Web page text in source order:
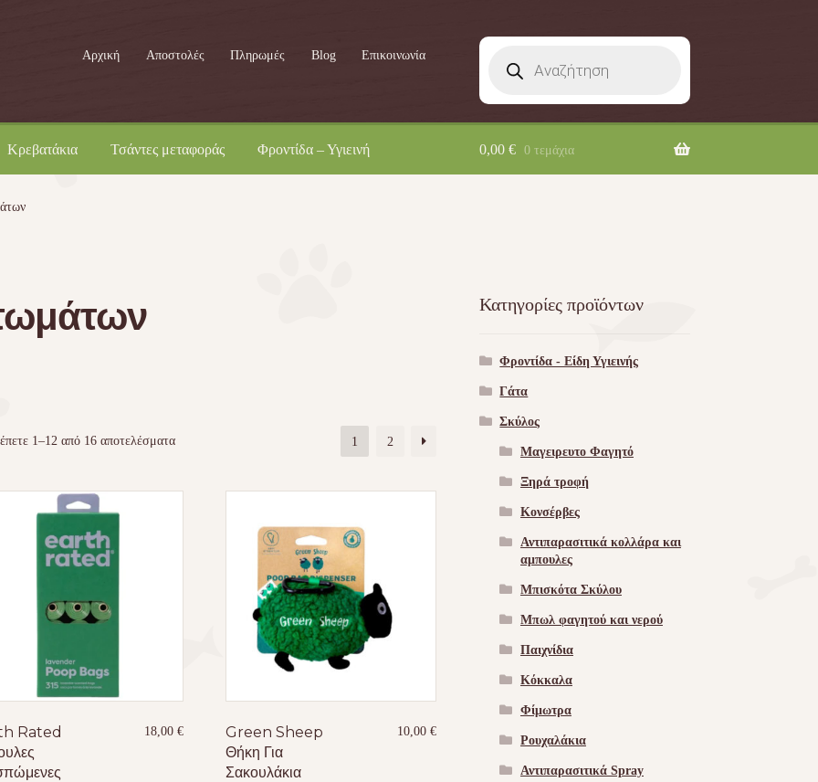
Αρχική Αποστολές Πληρωμές Blog Επικοινωνία
search
Κρεβατάκια Τσάντες μεταφοράς Φροντίδα – Υγιεινή 0,00 € 0 τεμάχια
1–12 από 16 αποτελέσματα 1 2
Rated
18,00 €
Green Sheep
Θήκη Για
Σακουλάκια
10,00€
Κατηγορίες προϊόντων
Φροντίδα - Είδη Υγιεινής
Γάτα
Σκύλος
Μαγειρευτο Φαγητό
Ξηρά τροφή
Κονσέρβες
Αντιπαρασιτικά κολλάρα και
αμπουλες
Μπισκότα Σκύλου
Μπωλ φαγητού και νερού
Παιχνίδια
Κόκκαλα
Φίμωτρα
Ρουχαλάκια
Αντιπαρασιτικά Spray